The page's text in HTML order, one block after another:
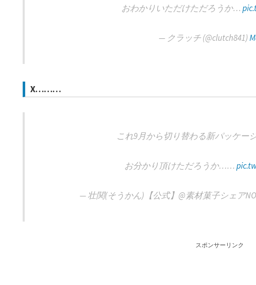
おわかりいただけただろうか…
— クラッチ (@clutch841)
X………
これ9月から切り替わる新パッケー
お分かり頂けただろうか……
— 壮関(そうかん)【公式】@素材菓子シェア
スポンサーリンク